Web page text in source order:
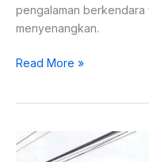
pengalaman berkendara
menyenangkan.
Read More »
Toyota
Nasmoco